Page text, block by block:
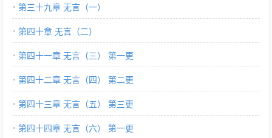
第三十九章 无言（一）
第四十章 无言（二）
第四十一章 无言（三） 第一更
第四十二章 无言（四） 第二更
第四十三章 无言（五） 第三更
第四十四章 无言（六） 第一更